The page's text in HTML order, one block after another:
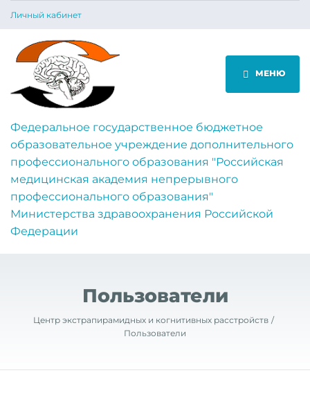
Личный кабинет
МЕНЮ
Федеральное государственное бюджетное
образовательное учреждение дополнительного
профессионального образования "Российская
медицинская академия непрерывного
профессионального образования"
Министерства здравоохранения Российской
Федерации
Пользователи
Центр экстрапирамидных и когнитивных расстройств
Пользователи